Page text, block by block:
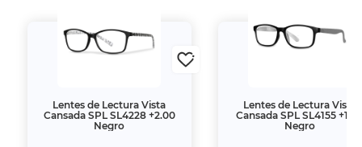
Lentes de Lectura Vista
Cansada SPL SL4228 +2.00
Negro
Lentes de Lectura Vista
Cansada SPL SL4155
Negro